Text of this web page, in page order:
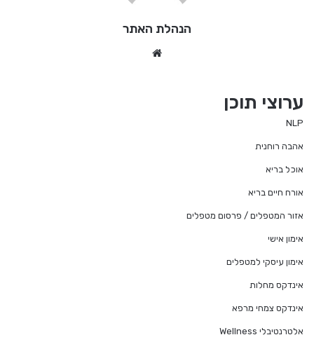
הנהלת האתר
ערוצי תוכן
NLP
אהבה רוחנית
אוכל בריא
אורח חיים בריא
אזור המטפלים / פרסום מטפלים
אימון אישי
אימון עיסקי למטפלים
אינדקס מחלות
אינדקס צמחי מרפא
אלטרנטיבלי Wellness